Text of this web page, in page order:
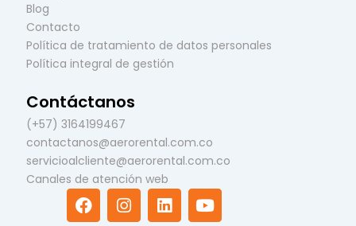
Blog
Contacto
Política de tratamiento de datos personales
Política integral de gestión
Contáctanos
(+57) 3164199467
contactanos@aerorental.com.co
servicioalcliente@aerorental.com.co
Canales de atención web
F
a
I
n
L
i
Y
o